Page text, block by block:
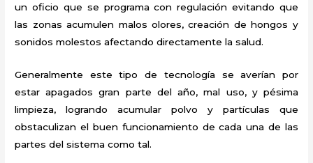
un oficio que se programa con regulación evitando que
las zonas acumulen malos olores, creación de hongos y
sonidos molestos afectando directamente la salud.
Generalmente este tipo de tecnología se averían por
estar apagados gran parte del año, mal uso, y pésima
limpieza, logrando acumular polvo y partículas que
obstaculizan el buen funcionamiento de cada una de las
partes del sistema como tal.